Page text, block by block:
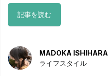
記事を読む
MADOKA ISHIHARA
ライフスタイル